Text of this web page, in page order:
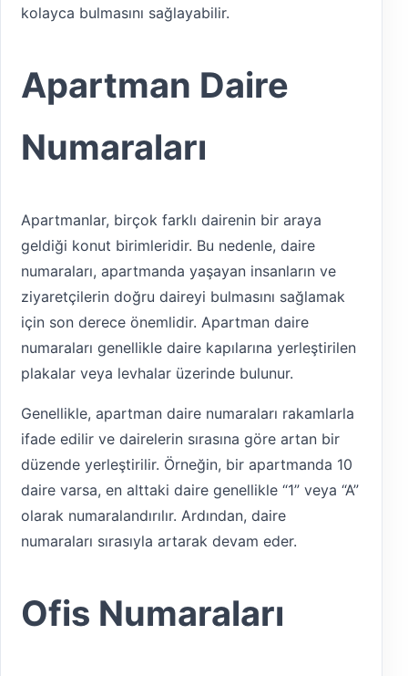
kolayca bulmasını sağlayabilir.
Apartman Daire
Numaraları
Apartmanlar, birçok farklı dairenin bir araya
geldiği konut birimleridir. Bu nedenle, daire
numaraları, apartmanda yaşayan insanların ve
ziyaretçilerin doğru daireyi bulmasını sağlamak
için son derece önemlidir. Apartman daire
numaraları genellikle daire kapılarına yerleştirilen
plakalar veya levhalar üzerinde bulunur.
Genellikle, apartman daire numaraları rakamlarla
ifade edilir ve dairelerin sırasına göre artan bir
düzende yerleştirilir. Örneğin, bir apartmanda 10
daire varsa, en alttaki daire genellikle “1” veya “A”
olarak numaralandırılır. Ardından, daire
numaraları sırasıyla artarak devam eder.
Ofis Numaraları